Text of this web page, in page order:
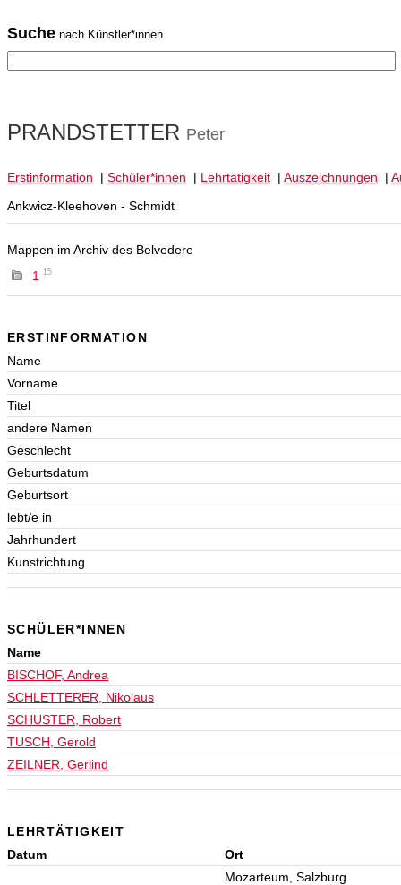
Suche nach Künstler*innen
PRANDSTETTER Peter
Erstinformation | Schüler*innen | Lehrtätigkeit | Auszeichnungen |
Ankwicz-Kleehoven - Schmidt
Mappen im Archiv des Belvedere
1
15
ERSTINFORMATION
Name
Vorname
Titel
andere Namen
Geschlecht
Geburtsdatum
Geburtsort
lebt/e in
Jahrhundert
Kunstrichtung
SCHÜLER*INNEN
Name
BISCHOF, Andrea
SCHLETTERER, Nikolaus
SCHUSTER, Robert
TUSCH, Gerold
ZEILNER, Gerlind
LEHRTÄTIGKEIT
Datum
Ort
Mozarteum, Salzburg